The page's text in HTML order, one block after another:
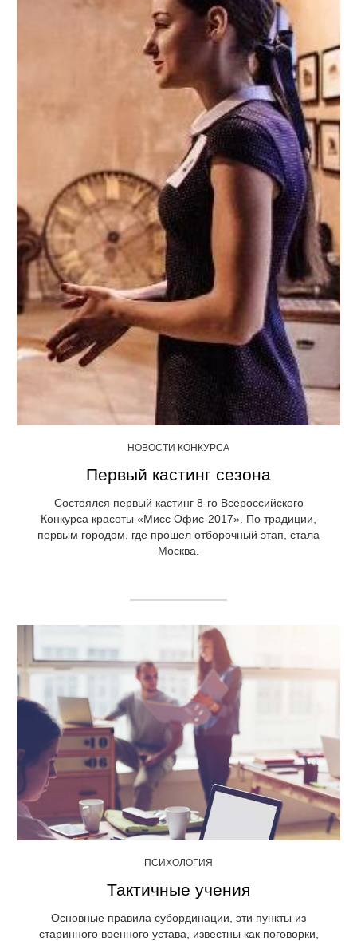
НОВОСТИ КОНКУРСА
Первый кастинг сезона
Состоялся первый кастинг 8-го Всероссийского
Конкурса красоты «Мисс Офис-2017». По традиции,
первым городом, где прошел отборочный этап, стала
Москва.
ПСИХОЛОГИЯ
Тактичные учения
Основные правила субординации, эти пункты из
старинного военного устава, известны как поговорки,